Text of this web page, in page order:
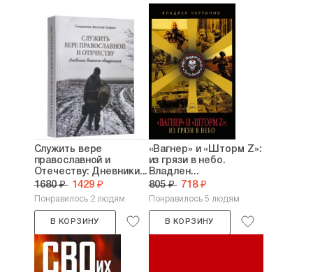
Служить вере
православной и
Отечеству: Дневники...
1680 ₽ 1429 ₽
Понравилось 2 людям
В КОРЗИНУ
«Вагнер» и «Шторм Z»:
из грязи в небо.
Владлен...
805 ₽ 718 ₽
Понравилось 5 людям
В КОРЗИНУ